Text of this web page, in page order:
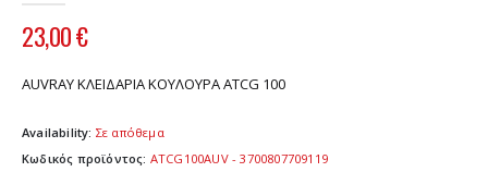
23,00€
AUVRAY ΚΛΕΙΔΑΡΙΑ ΚΟΥΛΟΥΡΑ ATCG 100
Availability: Σε απόθεμα
Κωδικός προϊόντος: ATCG100AUV - 3700807709119